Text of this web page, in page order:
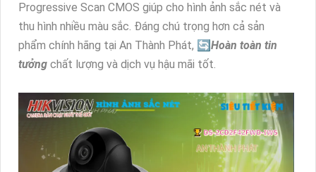
Progressive Scan CMOS giúp cho hình ảnh sắc nét và
thu hình nhiều màu sắc. Đáng chú trọng hơn cả sản
phẩm chính hãng tại An Thành Phát, 🔄Hoàn toàn tin
tưởng chất lượng và dịch vụ hậu mãi tốt.